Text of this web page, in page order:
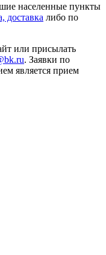
населенные пункты
доставка либо по
или присылать
. Заявки по
является прием